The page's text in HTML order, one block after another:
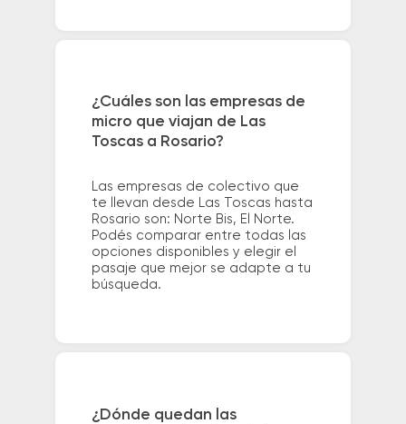
¿Cuáles son las empresas de
micro que viajan de Las
Toscas a Rosario?
Las empresas de colectivo que
te llevan desde Las Toscas hasta
Rosario son: Norte Bis, El Norte.
Podés comparar entre todas las
opciones disponibles y elegir el
pasaje que mejor se adapte a tu
búsqueda.
¿Dónde quedan las